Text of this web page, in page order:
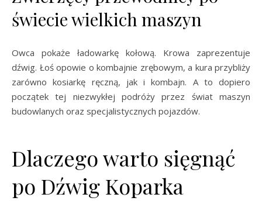
świecie wielkich maszyn
Owca pokaże ładowarkę kołową. Krowa zaprezentuje
dźwig. Łoś opowie o kombajnie zrębowym, a kura przybliży
zarówno kosiarkę ręczną, jak i kombajn. A to dopiero
początek tej niezwykłej podróży przez świat maszyn
budowlanych oraz specjalistycznych pojazdów.
Dlaczego warto sięgnąć
po Dźwig Koparka